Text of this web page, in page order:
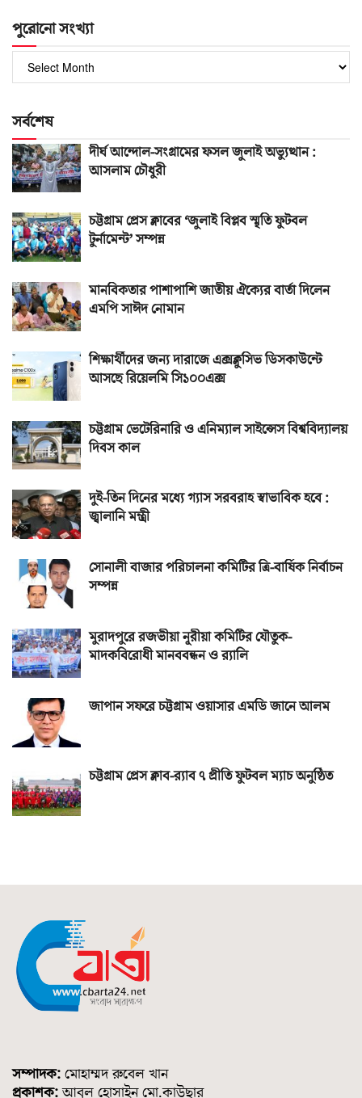
পুরোনো সংখ্যা
সংখ্যা
সর্বশেষ
দীর্ঘ আন্দোল-সংগ্রামের ফসল জুলাই অভ্যুত্থান :
আসলাম চৌধুরী
চট্টগ্রাম প্রেস ক্লাবের ‘জুলাই বিপ্লব স্মৃতি ফুটবল
টুর্নামেন্ট’ সম্পন্ন
মানবিকতার পাশাপাশি জাতীয় ঐক্যের বার্তা দিলেন
এমপি সাঈদ নোমান
শিক্ষার্থীদের জন্য দারাজে এক্সক্লুসিভ ডিসকাউন্টে
আসছে রিয়েলমি সি১০০এক্স
চট্টগ্রাম ভেটেরিনারি ও এনিম্যাল সাইন্সেস বিশ্ববিদ্যালয়
দিবস কাল
দুই-তিন দিনের মধ্যে গ্যাস সরবরাহ স্বাভাবিক হবে :
জ্বালানি মন্ত্রী
সোনালী বাজার পরিচালনা কমিটির ত্রি-বার্ষিক নির্বাচন
সম্পন্ন
মুরাদপুরে রজভীয়া নূরীয়া কমিটির যৌতুক-
মাদকবিরোধী মানববন্ধন ও র‌্যালি
জাপান সফরে চট্টগ্রাম ওয়াসার এমডি জানে আলম
চট্টগ্রাম প্রেস ক্লাব-র‌্যাব ৭ প্রীতি ফুটবল ম্যাচ অনুষ্ঠিত
সম্পাদক: মোহাম্মদ রুবেল খান
প্রকাশক:আবুল হোসাইন মো.কাউছার